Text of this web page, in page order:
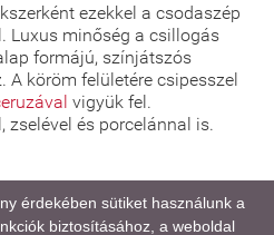
ezekkel a csodaszép
Luxus minőség a csillogás
formájú, színjátszós
A köröm felületére csipesszel
vigyük fel.
zselével és porcelánnal is.
érdekében sütiket használunk a
biztosításához, a weboldal